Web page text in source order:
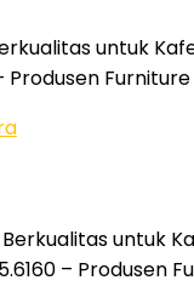
untuk
Produsen
untuk
– Produsen